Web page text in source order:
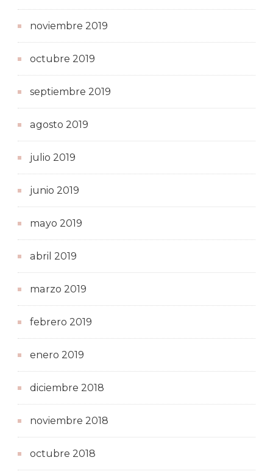
noviembre 2019
octubre 2019
septiembre 2019
agosto 2019
julio 2019
junio 2019
mayo 2019
abril 2019
marzo 2019
febrero 2019
enero 2019
diciembre 2018
noviembre 2018
octubre 2018